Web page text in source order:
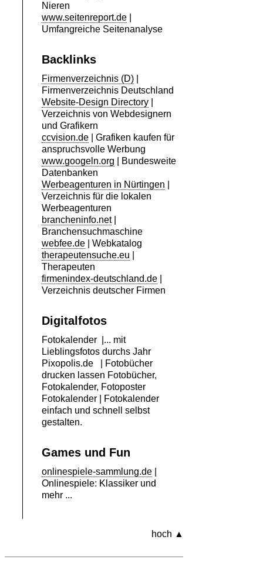
Nieren
www.seitenreport.de
Umfangreiche Seitenanalyse
Backlinks
Firmenverzeichnis (D)
Firmenverzeichnis Deutschland
Website-Design Directory
Verzeichnis von Webdesignern
und Grafikern
ccvision.de | Grafiken kaufen für
anspruchsvolle Werbung
www.googeln.org | Bundesweite
Datenbanken
Werbeagenturen in Nürtingen
Verzeichnis für die lokalen
Werbeagenturen
brancheninfo.net|
Branchensuchmaschine
webfee.de | Webkatalog
therapeutensuche.eu
Therapeuten
firmenindex-deutschland.de
Verzeichnis deutscher Firmen
Digitalfotos
Fotokalender |... mit
Lieblingsfotos durchs Jahr
Pixopolis.de | Fotobücher
drucken lassen Fotobücher,
Fotokalender, Fotoposter
Fotokalender | Fotokalender
einfach und schnell selbst
gestalten.
Games und Fun
onlinespiele-sammlung.de
Onlinespiele: Klassiker und
mehr ...
hoch ▲